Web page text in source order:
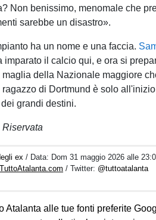
Non benissimo, menomale che
sarebbe un disastro».
ha un nome e una faccia.
imparato il calcio qui, e ora si
maglia della Nazionale maggiore
ragazzo di Dortmund è solo
grandi destini.
ex / Data: Dom 31 maggio 2026 alle
/ Twitter: @tuttoatalanta
Atalanta alle tue fonti preferite